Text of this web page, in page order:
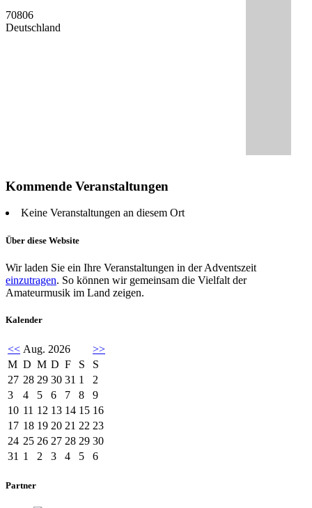
70806
Deutschland
Kommende Veranstaltungen
Keine Veranstaltungen an diesem Ort
Über diese Website
Wir laden Sie ein Ihre Veranstaltungen in der Adventszeit
einzutragen. So können wir gemeinsam die Vielfalt der
Amateurmusik im Land zeigen.
Kalender
<< Aug. 2026
>>
M D M D F S
S
27 28 29 30 31 1
2
3
4 5 6 7 8
9
10 11 12 13 14 15 16
17 18 19 20 21 22 23
24 25 26 27 28 29 30
31 1 2 3 4 5 6
Partner